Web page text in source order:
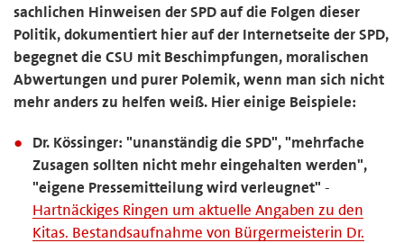
sachlichen Hinweisen der SPD auf die Folgen dieser
Politik, dokumentiert hier auf der Internetseite der SPD,
begegnet die CSU mit Beschimpfungen, moralischen
Abwertungen und purer Polemik, wenn man sich nicht
mehr anders zu helfen weiß. Hier einige Beispiele:
Dr. Kössinger: "unanständig die SPD", "mehrfache
Zusagen sollten nicht mehr eingehalten werden",
"eigene Pressemitteilung wird verleugnet" -
Hartnäckiges Ringen um aktuelle Angaben zu den
Kitas. Bestandsaufnahme von Bürgermeisterin Dr.